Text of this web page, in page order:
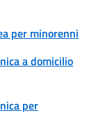
per minorenni
a domicilio
per